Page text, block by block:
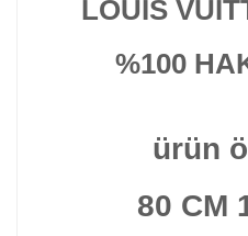
LOUIS
%100
ürün
80 CM